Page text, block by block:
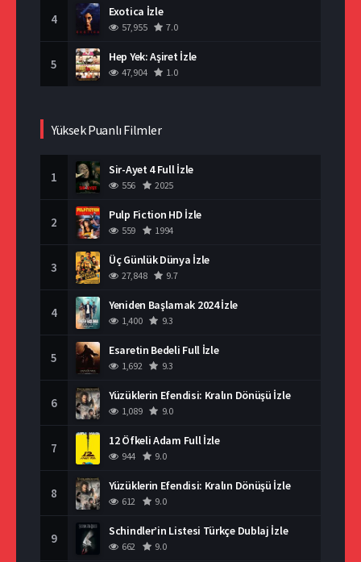
4 Exotica İzle
57,955 7.0
5 Hep Yek: Aşiret İzle
47,904 1.0
Yüksek Puanlı Filmler
1 Sir-Ayet 4 Full İzle
556 2025
2 Pulp Fiction HD İzle
559 1994
3 Üç Günlük Dünya İzle
27,848 9.7
4 Yeniden Başlamak 2024 İzle
1,400 9.3
5 Esaretin Bedeli Full İzle
1,692 9.3
6 Yüzüklerin Efendisi: Kralın Dönüşü İzle
1,089 9.0
7 12 Öfkeli Adam Full İzle
944 9.0
8 Yüzüklerin Efendisi: Kralın Dönüşü İzle
612 9.0
9 Schindler’in Listesi Türkçe Dublaj İzle
662 9.0